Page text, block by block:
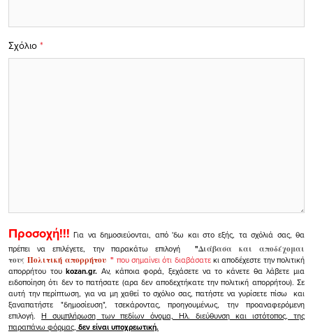
Σχόλιο *
Προσοχή!!! Για να δημοσιεύονται, από 'δω και στο εξής, τα σχόλιά σας, θα
πρέπει να επιλέγετε, την παρακάτω επιλογή
"Διάβασα και αποδέχομαι
τουςΠολιτική απορρήτου" που σημαίνει ότι διαβάσατεκι αποδέχεστε την πολιτική
απορρήτου τουkozan.gr. Αν, κάποια φορά, ξεχάσετε να το κάνετε θα λάβετε μια
ειδοποίηση ότι δεν το πατήσατε (αρα δεν αποδεχτήκατε την πολιτική απορρήτου). Σε
αυτή την περίπτωση, για να μη χαθεί το σχόλιο σας, πατήστε να γυρίσετε πίσω και
ξαναπατήστε "δημοσίευση", τσεκάροντας, προηγουμένως, την προαναφερόμενη
επιλογή.Η συμπλήρωση των πεδίων όνομα, Ηλ. διεύθυνση και ιστότοπος, της
παραπάνω φόρμας, δεν είναι υποχρεωτική.